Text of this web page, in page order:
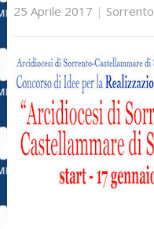
25 Aprile 2017 | Sorrento